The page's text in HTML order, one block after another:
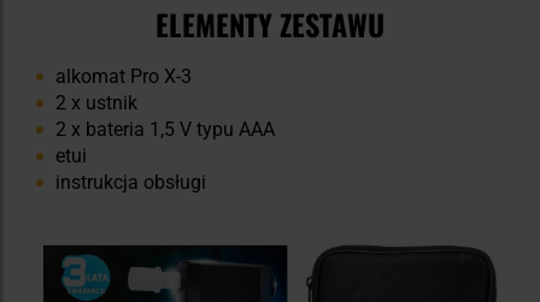
ELEMENTY ZESTAWU
alkomat Pro X-3
2 x ustnik
2 x bateria 1,5 V typu AAA
etui
instrukcja obsługi